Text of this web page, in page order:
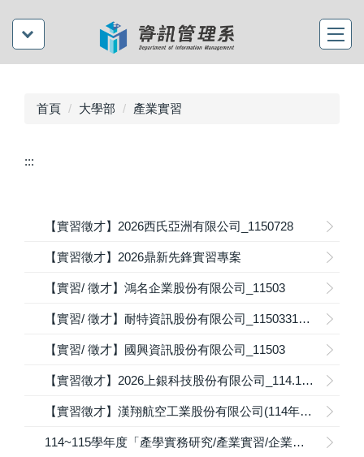
首頁 大學部 產業實習
:::
【實習徵才】2026西氏亞洲有限公司_1150728
【實習徵才】2026鼎新先鋒實習專案
【實習/ 徵才】鴻名企業股份有限公司_11503
【實習/ 徵才】耐特資訊股份有限公司_1150331截止收件
【實習/ 徵才】國興資訊股份有限公司_11503
【實習徵才】2026上銀科技股份有限公司_114.11.2截止
【實習徵才】漢翔航空工業股份有限公司(114年6月23日)
114~115學年度「產學實務研究/產業實習/企業實習/資訊管理實習」課程公告